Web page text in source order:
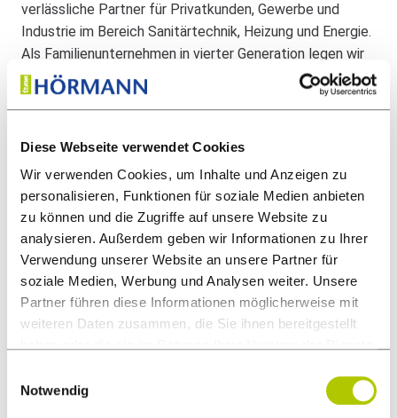
Diese Webseite verwendet Cookies
Wir verwenden Cookies, um Inhalte und Anzeigen zu
personalisieren, Funktionen für soziale Medien anbieten
zu können und die Zugriffe auf unsere Website zu
analysieren. Außerdem geben wir Informationen zu Ihrer
Verwendung unserer Website an unsere Partner für
soziale Medien, Werbung und Analysen weiter. Unsere
Partner führen diese Informationen möglicherweise mit
weiteren Daten zusammen, die Sie ihnen bereitgestellt
Notwendig
verlässliche Partner für Privatkunden, Gewerbe und
Industrie im Bereich Sanitärtechnik, Heizung und Energie.
Als Familienunternehmen in vierter Generation legen wir
großen Wert auf ein starkes Miteinander und Teamgeist.
Bei uns erwartet dich ein modernes Arbeitsumfeld mit
sondern auch im Office. Abwechslungsreiche Aufgaben,
gemeinsam anpackt, machen jeden Tag aufs Neue
Freude. Wir arbeiten mit modernster Ausstattung, lernen
ständig dazu und meistern gemeinsam die
Herausforderungen unserer Kunden.
KLINGT NACH DEINEM DING?
Eintrittstermins und deiner Gehaltsvorstellungen.